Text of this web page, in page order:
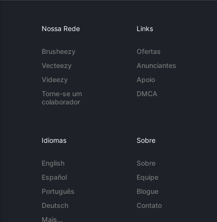
Nossa Rede
Brusheezy
Vecteezy
Videezy
Torne-se um
colaborador
Links
Ofertas
Anunciantes
Apoio
DMCA
Idiomas
English
Español
Português
Deutsch
Mais...
Sobre
Sobre
Equipe
Blogue
Contato